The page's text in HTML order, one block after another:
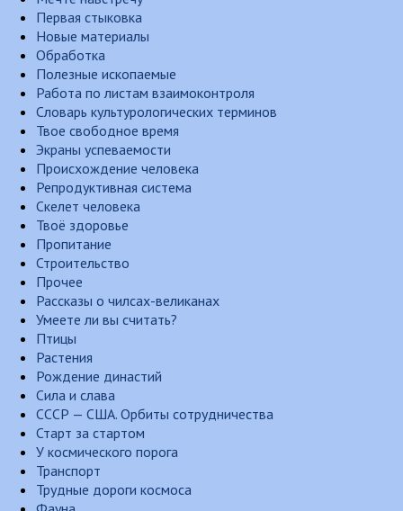
Первая стыковка
Новые материалы
Обработка
Полезные ископаемые
Работа по листам взаимоконтроля
Словарь культурологических терминов
Твое свободное время
Экраны успеваемости
Происхождение человека
Репродуктивная система
Скелет человека
Твоё здоровье
Пропитание
Строительство
Прочее
Рассказы о чилсах-великанах
Умеете ли вы считать?
Птицы
Растения
Рождение династий
Сила и слава
СССР — США. Орбиты сотрудничества
Старт за стартом
У космического порога
Транспорт
Трудные дороги космоса